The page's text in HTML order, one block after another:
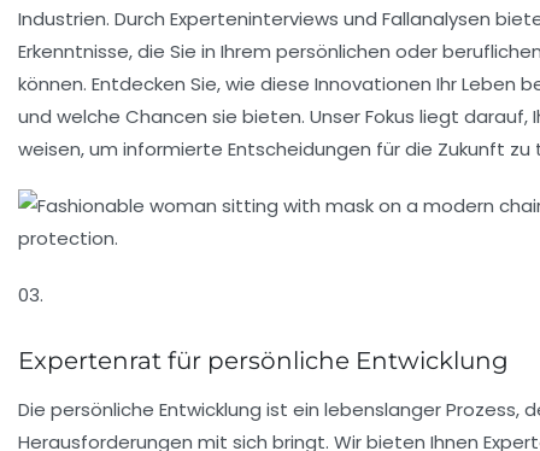
Industrien. Durch Experteninterviews und Fallanalysen
Erkenntnisse, die Sie in Ihrem persönlichen oder
können. Entdecken Sie, wie diese Innovationen Ihr Leben
und welche Chancen sie bieten. Unser Fokus liegt darauf,
weisen, um informierte Entscheidungen für die Zukunft zu
03.
Expertenrat für persönliche Entwicklung
Die persönliche Entwicklung ist ein lebenslanger Prozess,
Herausforderungen mit sich bringt. Wir bieten Ihnen